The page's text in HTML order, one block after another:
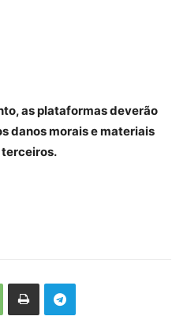
as plataformas deverão
danos morais e materiais
terceiros.